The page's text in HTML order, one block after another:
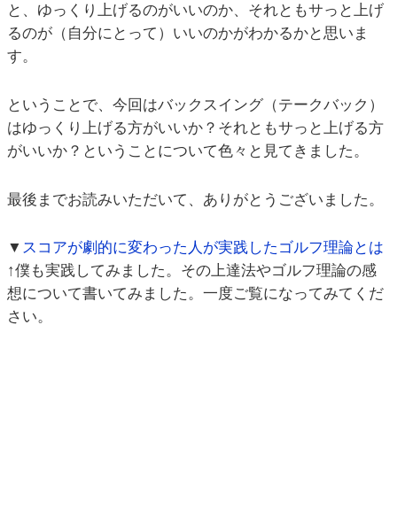
と、ゆっくり上げるのがいいのか、それともサっと上げ
るのが（自分にとって）いいのかがわかるかと思いま
す。
ということで、今回はバックスイング（テークバック）
はゆっくり上げる方がいいか？それともサっと上げる方
がいいか？ということについて色々と見てきました。
最後までお読みいただいて、ありがとうございました。
▼ スコアが劇的に変わった人が実践したゴルフ理論とは
↑僕も実践してみました。その上達法やゴルフ理論の感
想について書いてみました。一度ご覧になってみてくだ
さい。